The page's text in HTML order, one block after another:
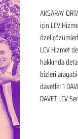
AKSARAY
için LCV
özel
LCV Hizmet
hakkında
bizleri
davetler 1
DAVET LCV